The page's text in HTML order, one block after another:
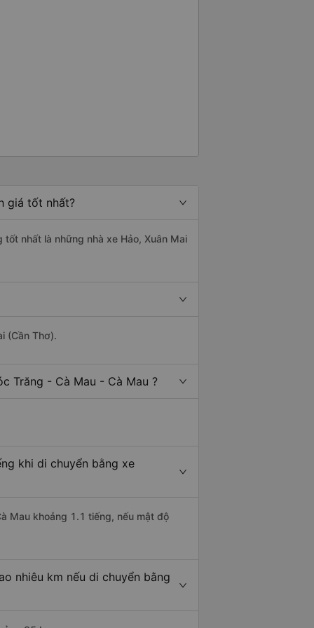
giá tốt nhất?
nhất là những nhà xe Hảo, Xuân Mai
(Cần Thơ).
Trăng - Cà Mau - Cà Mau ?
khi di chuyển bằng xe
Mau khoảng 1.1 tiếng, nếu mật độ
nhiêu km nếu di chuyển bằng